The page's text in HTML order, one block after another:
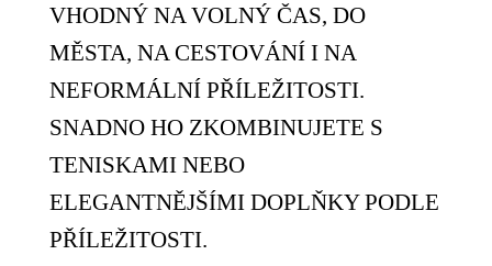
VHODNÝ NA VOLNÝ ČAS, DO
MĚSTA, NA CESTOVÁNÍ I NA
NEFORMÁLNÍ PŘÍLEŽITOSTI.
SNADNO HO ZKOMBINUJETE S
TENISKAMI NEBO
ELEGANTNĚJŠÍMI DOPLŇKY PODLE
PŘÍLEŽITOSTI.